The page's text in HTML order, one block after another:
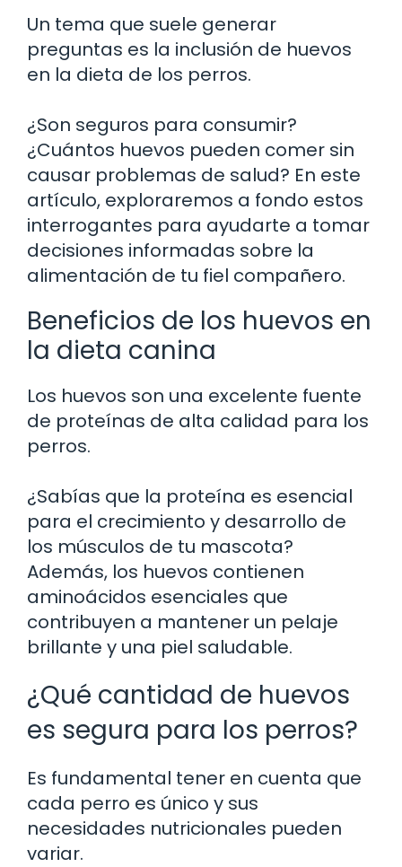
Un tema que suele generar
preguntas es la inclusión de huevos
en la dieta de los perros.
¿Son seguros para consumir?
¿Cuántos huevos pueden comer sin
causar problemas de salud? En este
artículo, exploraremos a fondo estos
interrogantes para ayudarte a tomar
decisiones informadas sobre la
alimentación de tu fiel compañero.
Beneficios de los huevos en
la dieta canina
Los huevos son una excelente fuente
de proteínas de alta calidad para los
perros.
¿Sabías que la proteína es esencial
para el crecimiento y desarrollo de
los músculos de tu mascota?
Además, los huevos contienen
aminoácidos esenciales que
contribuyen a mantener un pelaje
brillante y una piel saludable.
¿Qué cantidad de huevos
es segura para los perros?
Es fundamental tener en cuenta que
cada perro es único y sus
necesidades nutricionales pueden
variar.